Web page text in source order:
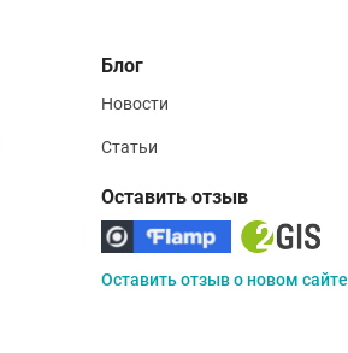
Блог
Новости
Статьи
Оставить отзыв
Оставить отзыв о новом сайте